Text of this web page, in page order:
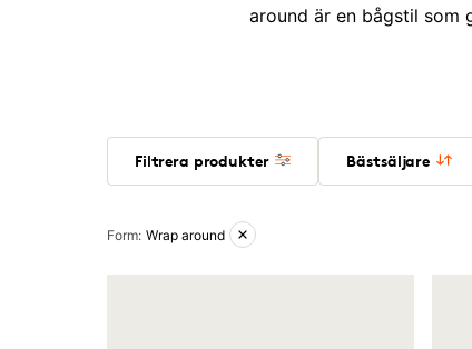
around är en bågstil som
Filtrera produkter Bästsäljare
Aktiva filter
Form: Wrap around